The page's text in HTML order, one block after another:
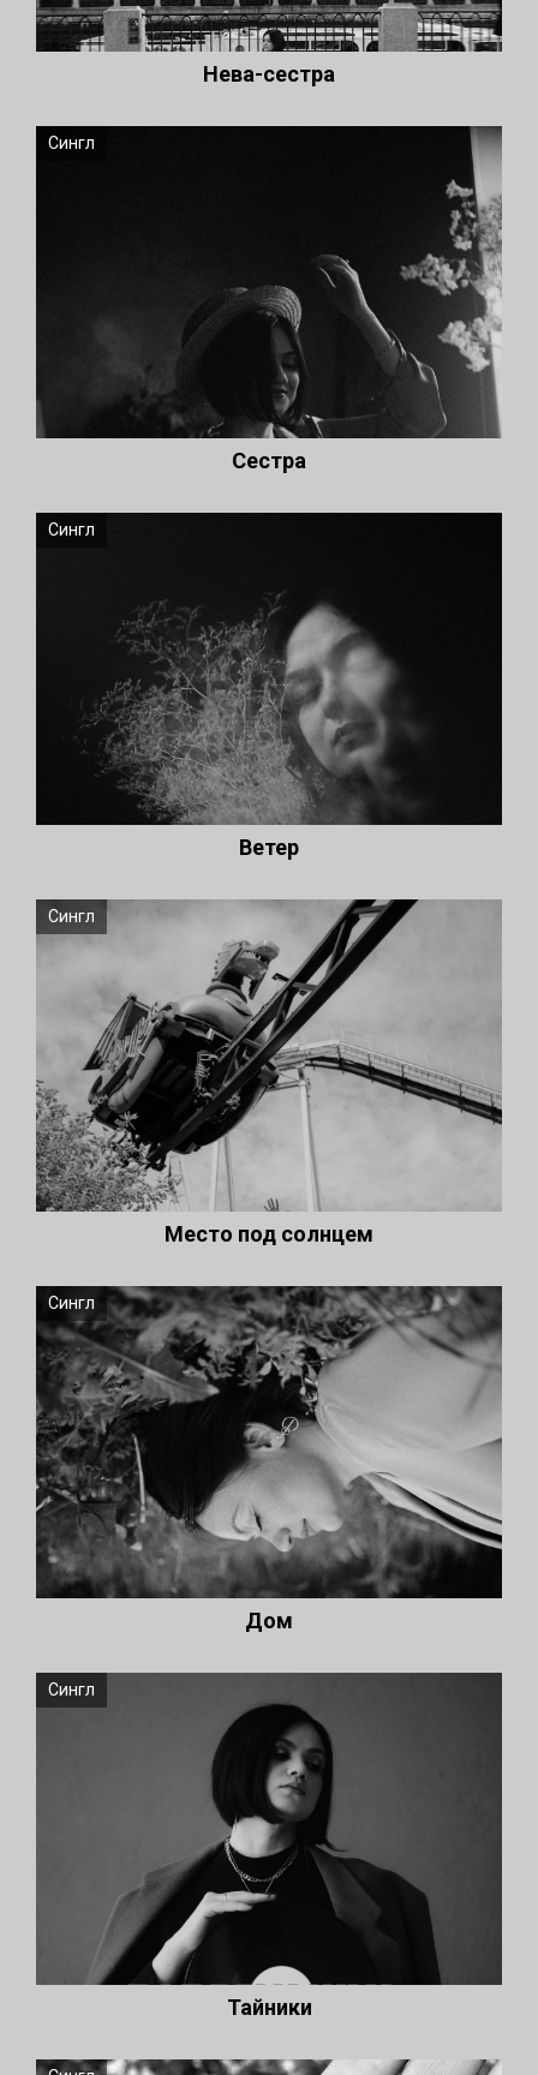
Нева-сестра
Сингл
Сестра
Сингл
Ветер
Сингл
Место под солнцем
Сингл
Дом
Сингл
Тайники